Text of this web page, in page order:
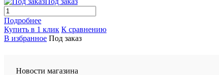
Подробнее
Купить в 1 клик К сравнению
В избранное Под заказ
Новости магазина